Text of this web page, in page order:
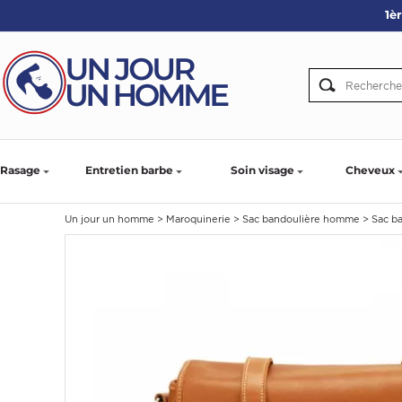
Rasage Entretien barbe Soin visage Cheveux
Un jour un homme > Maroquinerie > Sac bandoulière homme > Sac